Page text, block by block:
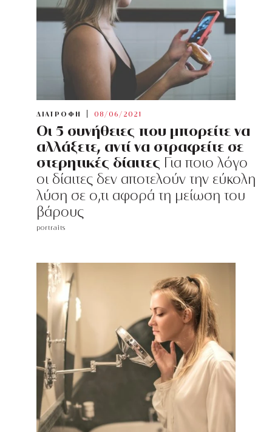
ΔΙΑΤΡΟΦΗ 08/06/2021
Οι 5 συνήθειες που μπορείτε να
αλλάξετε, αντί να στραφείτε σε
στερητικές δίαιτες Για ποιο λόγο
οι δίαιτες δεν αποτελούν την εύκολη
λύση σε ο,τι αφορά τη μείωση του
βάρους
portraits